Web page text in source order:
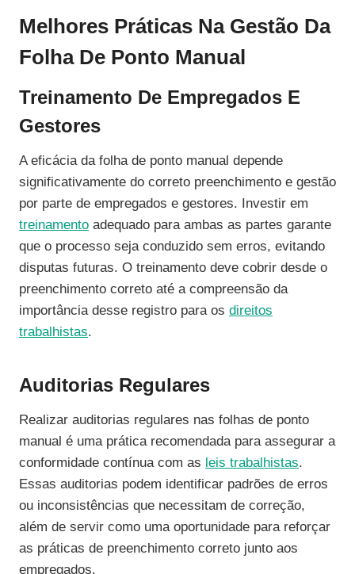
Melhores Práticas Na Gestão Da
Folha De Ponto Manual
Treinamento De Empregados E
Gestores
A eficácia da folha de ponto manual depende
significativamente do correto preenchimento e gestão
por parte de empregados e gestores. Investir em
treinamento adequado para ambas as partes garante
que o processo seja conduzido sem erros, evitando
disputas futuras. O treinamento deve cobrir desde o
preenchimento correto até a compreensão da
importância desse registro para os direitos
trabalhistas.
Auditorias Regulares
Realizar auditorias regulares nas folhas de ponto
manual é uma prática recomendada para assegurar a
conformidade contínua com as leis trabalhistas.
Essas auditorias podem identificar padrões de erros
ou inconsistências que necessitam de correção,
além de servir como uma oportunidade para reforçar
as práticas de preenchimento correto junto aos
empregados.